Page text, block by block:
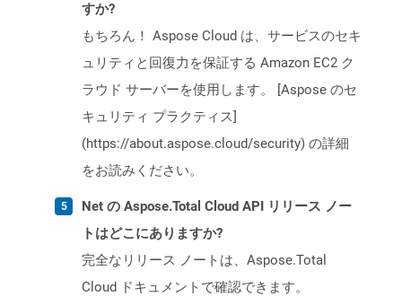
すか?
もちろん！ Aspose Cloud は、サービスのセキ
ュリティと回復力を保証する Amazon EC2 ク
ラウド サーバーを使用します。 [Aspose のセ
キュリティ プラクティス]
(https://about.aspose.cloud/security) の詳細
をお読みください。
Net の Aspose.Total Cloud API リリース ノー
トはどこにありますか?
完全なリリース ノートは、Aspose.Total
Cloud ドキュメントで確認できます。